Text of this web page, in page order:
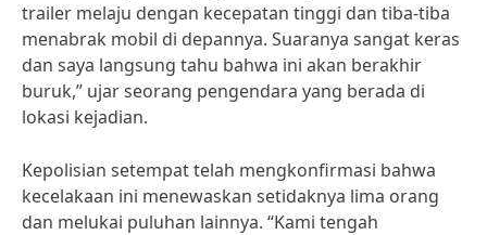
trailer melaju dengan kecepatan tinggi dan tiba-tiba
menabrak mobil di depannya. Suaranya sangat keras
dan saya langsung tahu bahwa ini akan berakhir
buruk,” ujar seorang pengendara yang berada di
lokasi kejadian.
Kepolisian setempat telah mengkonfirmasi bahwa
kecelakaan ini menewaskan setidaknya lima orang
dan melukai puluhan lainnya. “Kami tengah